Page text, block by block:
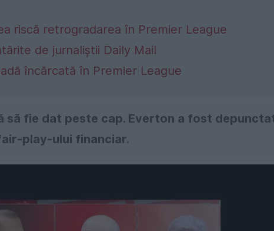
riscă retrogradarea în Premier League
de jurnaliștii Daily Mail
încărcată în Premier League
să fie dat peste cap. Everton a fost
play-ului financiar.